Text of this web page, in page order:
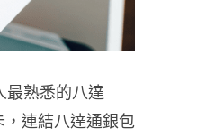
最熟悉的八達
連結八達通銀包